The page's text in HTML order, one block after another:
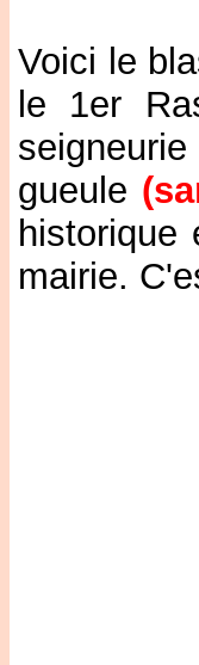
Voici le
le 1er
gueule
mairie.